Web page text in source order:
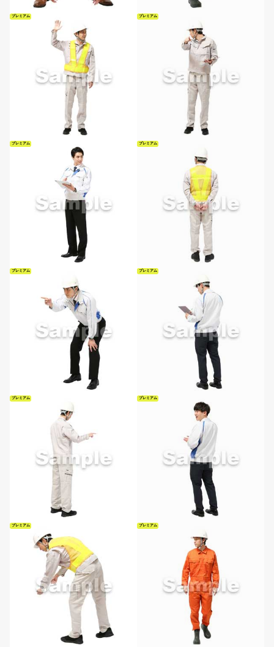
プレミアム プレミアム
プレミアム プレミアム
プレミアム プレミアム
プレミアム プレミアム
プレミアム プレミアム